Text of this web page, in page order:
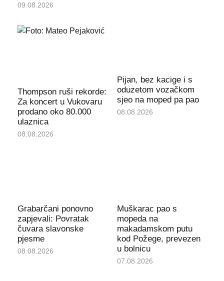
09.08.2026
Thompson ruši rekorde:
Za koncert u Vukovaru
prodano oko 80.000
ulaznica
08.08.2026
Pijan, bez kacige i s
oduzetom vozačkom
sjeo na moped pa pao
08.08.2026
Grabarčani ponovno
zapjevali: Povratak
čuvara slavonske
pjesme
08.08.2026
Muškarac pao s
mopeda na
makadamskom putu
kod Požege, prevezen
u bolnicu
07.08.2026